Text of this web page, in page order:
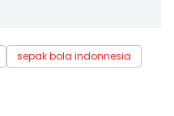
sepak bola indonnesia